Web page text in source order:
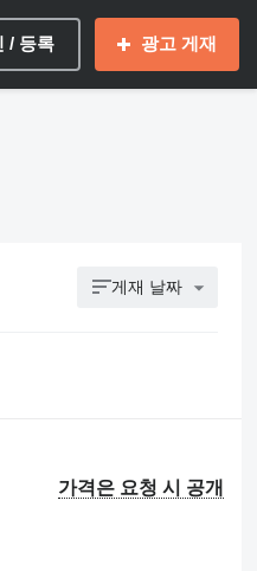
/ 등록 광고 게재
게재 날짜
가격은 요청 시 공개